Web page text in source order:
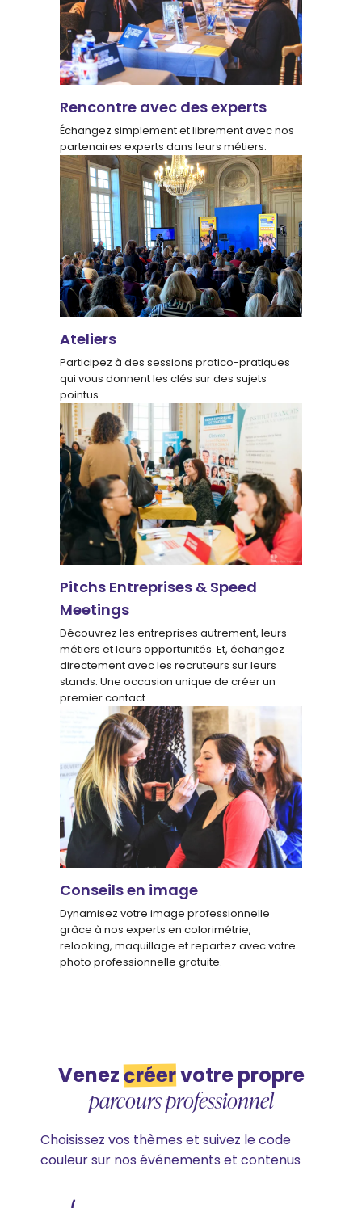
Rencontre avec des experts
Échangez simplement et librement avec nos
partenaires experts dans leurs métiers.
Ateliers
Participez à des sessions pratico-pratiques
qui vous donnent les clés sur des sujets
pointus .
Pitchs Entreprises & Speed
Meetings
Découvrez les entreprises autrement, leurs
métiers et leurs opportunités. Et, échangez
directement avec les recruteurs sur leurs
stands. Une occasion unique de créer un
premier contact.
Conseils en image
Dynamisez votre image professionnelle
grâce à nos experts en colorimétrie,
relooking, maquillage et repartez avec votre
photo professionnelle gratuite.
Venezcréervotre propre
parcours professionnel
Choisissez vos thèmes et suivez le code
couleur sur nos événements et contenus